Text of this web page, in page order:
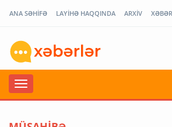
ANA SƏHİFƏ LAYİHƏ HAQQINDA ARXİV